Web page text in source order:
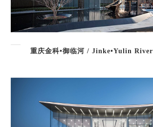
重庆金科•御临河 / Jinke•Yulin River